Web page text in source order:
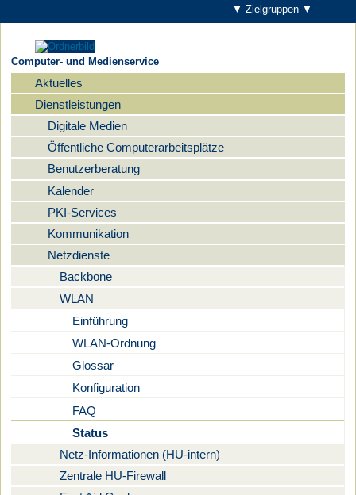
▼ Zielgruppen ▼
Computer- und Medienservice
Navigation
Aktuelles
Dienstleistungen
Digitale Medien
Öffentliche Computerarbeitsplätze
Benutzerberatung
Kalender
PKI-Services
Kommunikation
Netzdienste
Backbone
WLAN
Einführung
WLAN-Ordnung
Glossar
Konfiguration
FAQ
Status
Netz-Informationen (HU-intern)
Zentrale HU-Firewall